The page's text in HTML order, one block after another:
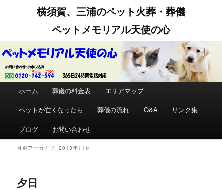
横須賀、三浦のペット火葬・葬儀
ペットメモリアル天使の心
メインコンテンツへ移動
サブコンテンツへ移動
ホーム 葬儀の料金表 エリアマップ
ペットが亡くなったら 葬儀の流れ Q&A リンク集
ブログ お問い合わせ
月別アーカイブ:2013年11月
夕日